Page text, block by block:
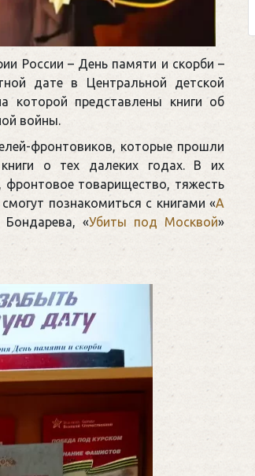
России – День памяти и скорби –
дате в Центральной детской
которой представлены книги об
войны.
фронтовиков, которые прошли
о тех далеких годах. В их
фронтовое товарищество, тяжесть
познакомиться с книгами «А
«Убиты под Москвой»
щепетильной в жизни? Кто